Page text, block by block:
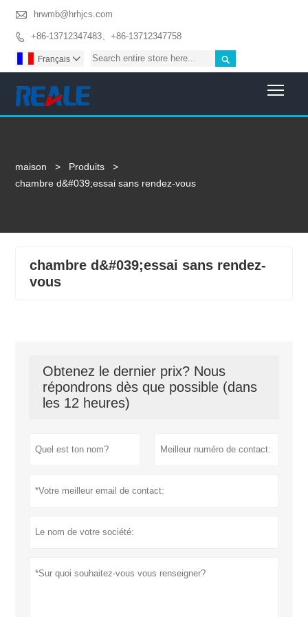
 hrwmb@hrhjcs.com
 +86-13712347483、+86-13712347758

Français 
maison > Produits
>
chambre d&#039;essai sans rendez-vous
chambre d&#039;essai sans rendez-
vous
Obtenez le dernier prix? Nous
répondrons dès que possible (dans
les 12 heures)